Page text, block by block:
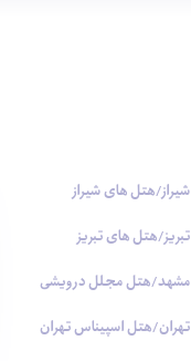
شیراز/هتل های شیراز
تبریز/هتل های تبریز
مشهد/هتل مجلل درویشی
تهران/هتل اسپیناس تهران